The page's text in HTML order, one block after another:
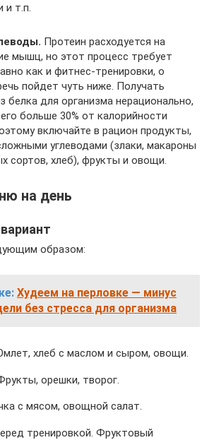
и т.п.
Протеин расходуется на
мышц, но этот процесс требует
как и фитнес-тренировки, о
пойдет чуть ниже. Получать
белка для организма нерационально,
больше 30% от калорийности
включайте в рацион продукты,
углеводами (злаки, макароны
сортов, хлеб), фрукты и овощи.
на день
образом:
Худеем на перловке ― минус
без стресса для организма
хлеб с маслом и сыром, овощи.
орешки, творог.
с мясом, овощной салат.
тренировкой. Фруктовый